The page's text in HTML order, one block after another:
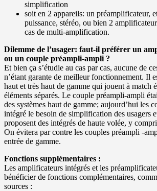
simplification
soit en 2 appareils: un préamplificateur,
puissance, stéréo, ou bien 2
cas de multi-amplification.
Dilemme de l’usager: faut-il préférer un
ou un couple préampli-ampli ?
Et bien ça s’étudie au cas par cas, aucune de
n’étant garante de meilleur fonctionnement. Il
haut et très haut de gamme qui jouent à match
éléments séparés. Le couple préampli-ampli
des systèmes haut de gamme; aujourd’hui les
intégré le besoin de simplification des usagers
proposent des intégrés de haute volée, y
On évitera par contre les couples préampli -
entrée de gamme.
Fonctions supplémentaires :
Les amplificateurs intégrés et les
bénéficier de fonctions complémentaires,
sources :